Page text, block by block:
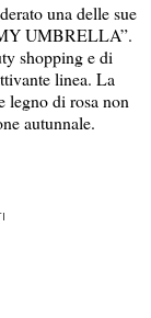
una delle sue
UMBRELLA”.
shopping e di
linea. La
legno di rosa non
autunnale.